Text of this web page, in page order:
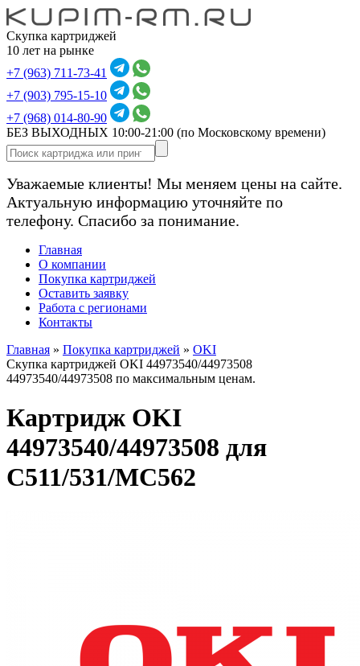
Скупка картриджей
10 лет на рынке
+7 (963) 711-73-41
+7 (903) 795-15-10
+7 (968) 014-80-90
БЕЗ ВЫХОДНЫХ 10:00-21:00 (по Московскому времени)
Уважаемые клиенты! Мы меняем цены на сайте.
Актуальную информацию уточняйте по
телефону. Спасибо за понимание.
Главная
О компании
Покупка картриджей
Оставить заявку
Работа с регионами
Контакты
Главная » Покупка картриджей » OKI
Скупка картриджей OKI 44973540/44973508
44973540/44973508 по максимальным ценам.
Картридж OKI
44973540/44973508 для
C511/531/MC562